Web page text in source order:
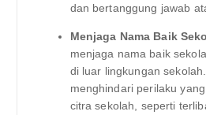
dan bertanggung jawab
Menjaga Nama Baik
menjaga nama baik
di luar lingkungan
menghindari perilaku
citra sekolah, seperti